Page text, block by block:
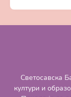
Светосавска
култури и